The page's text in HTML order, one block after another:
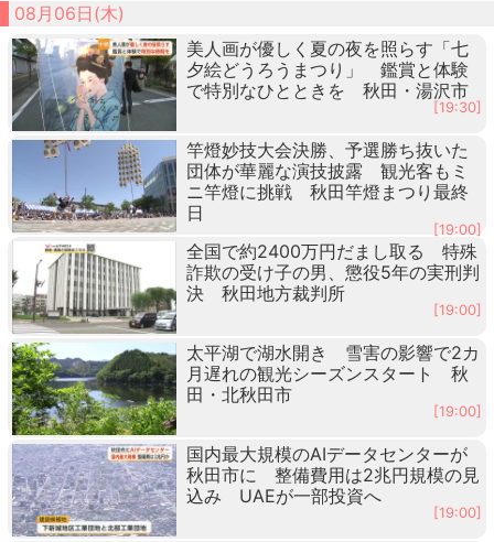
08月06日(木)
美人画が優しく夏の夜を照らす「七
夕絵どうろうまつり」 鑑賞と体験
で特別なひとときを 秋田・湯沢市
[19:30]
竿燈妙技大会決勝、予選勝ち抜いた
団体が華麗な演技披露 観光客もミ
ニ竿燈に挑戦 秋田竿燈まつり最終
日
[19:00]
全国で約2400万円だまし取る 特殊
詐欺の受け子の男、懲役5年の実刑判
決 秋田地方裁判所
[19:00]
太平湖で湖水開き 雪害の影響で2カ
月遅れの観光シーズンスタート 秋
田・北秋田市
[19:00]
国内最大規模のAIデータセンターが
秋田市に 整備費用は2兆円規模の見
込み UAEが一部投資へ
[19:00]